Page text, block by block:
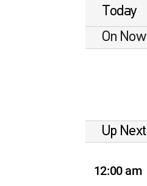
Today
On Now
Up Next
12:00 am